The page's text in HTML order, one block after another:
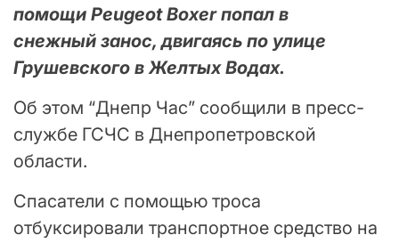
помощи Peugeot Boxer попал в
снежный занос, двигаясь по улице
Грушевского в Желтых Водах.
Об этом “Днепр Час” сообщили в пресс-
службе ГСЧС в Днепропетровской
области.
Спасатели с помощью троса
отбуксировали транспортное средство на